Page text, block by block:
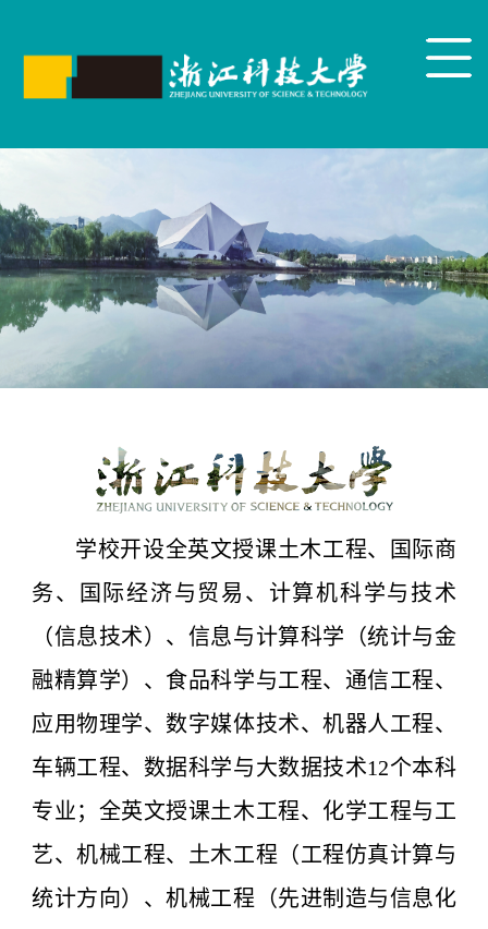
学校开设全英文授课土木工程、国际商
务、国际经济与贸易、计算机科学与技术
（信息技术）、信息与计算科学（统计与金
融精算学）、食品科学与工程、通信工程、
应用物理学、数字媒体技术、机器人工程、
车辆工程、数据科学与大数据技术12个本科
专业；全英文授课土木工程、化学工程与工
艺、机械工程、土木工程（工程仿真计算与
统计方向）、机械工程（先进制造与信息化